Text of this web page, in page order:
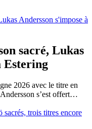
sacré, Lukas
Estering
2026 avec le titre en
s’est offert…